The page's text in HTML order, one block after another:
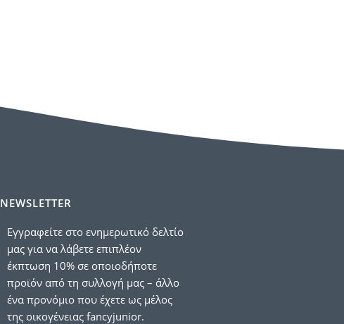
NEWSLETTER
Εγγραφείτε στο ενημερωτικό δελτίο
μας για να λάβετε επιπλέον
έκπτωση 10% σε οποιοδήποτε
προϊόν από τη συλλογή μας – άλλο
ένα προνόμιο που έχετε ως μέλος
της οικογένειας fancyjunior.